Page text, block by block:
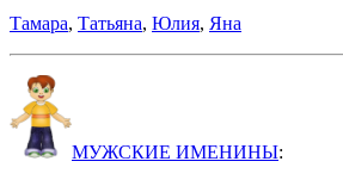
Тамара, Татьяна, Юлия, Яна
МУЖСКИЕ ИМЕНИНЫ: